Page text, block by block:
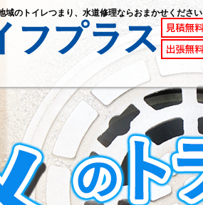
域のトイレつまり、水道修理ならおまかせください